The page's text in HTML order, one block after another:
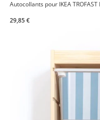
Autocollants pour IKEA
29,85 €